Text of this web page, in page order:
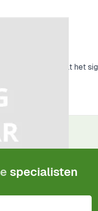
Verdeelt het
specialisten